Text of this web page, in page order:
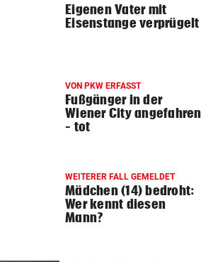
Eigenen Vater mit
Eisenstange verprügelt
VON PKW ERFASST
Fußgänger in der
Wiener City angefahren
– tot
WEITERER FALL GEMELDET
Mädchen (14) bedroht:
Wer kennt diesen
Mann?